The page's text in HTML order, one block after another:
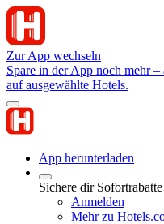
Zur App wechseln
Spare in der App noch mehr
auf ausgewählte Hotels.
App herunterladen
Sichere dir
Anmelden
Mehr zu